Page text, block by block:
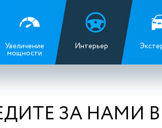
Увеличение
мощности
Интерьер
ЗА НАМИ В